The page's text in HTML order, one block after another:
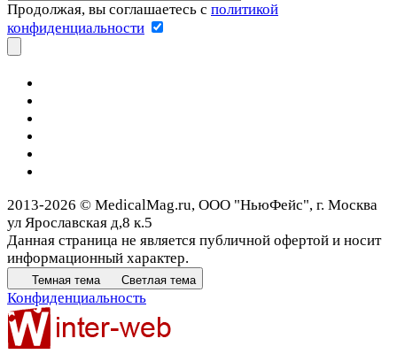
Продолжая, вы соглашаетесь с политикой
конфиденциальности
2013-2026 © MedicalMag.ru, ООО "НьюФейс", г. Москва
ул Ярославская д,8 к.5
Данная страница не является публичной офертой и носит
информационный характер.
Темная тема Светлая тема
Конфиденциальность